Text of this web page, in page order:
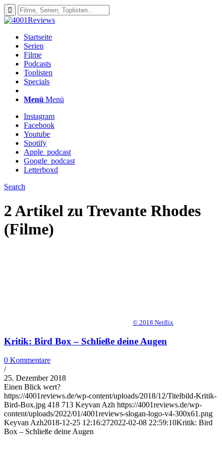
Startseite
Serien
Filme
Podcasts
Toplisten
Specials
Menü Menü
Instagram
Facebook
Youtube
Spotify
Apple_podcast
Google_podcast
Letterboxd
Search
2 Artikel zu Trevante Rhodes
(Filme)
© 2018 Netflix
Kritik: Bird Box – Schließe deine Augen
0 Kommentare
/
25. Dezember 2018
Einen Blick wert?
https://4001reviews.de/wp-content/uploads/2018/12/Titelbild-Kritik-
Bird-Box.jpg 418 713 Keyvan Azh https://4001reviews.de/wp-
content/uploads/2022/01/4001reviews-slogan-logo-v4-300x61.png
Keyvan Azh2018-12-25 12:16:272022-02-08 22:59:10Kritik: Bird
Box – Schließe deine Augen